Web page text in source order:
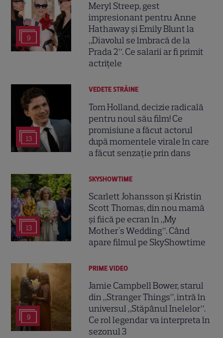
9
Meryl Streep, gest
impresionant pentru Anne
Hathaway și Emily Blunt la
„Diavolul se îmbracă de la
Prada 2”. Ce salarii ar fi primit
actrițele
13
VEDETE STRĂINE
Tom Holland, decizie radicală
pentru noul său film! Ce
promisiune a făcut actorul
după momentele virale în care
a făcut senzație prin dans
13
SKYSHOWTIME
Scarlett Johansson și Kristin
Scott Thomas, din nou mamă
și fiică pe ecran în „My
Mother's Wedding”. Când
apare filmul pe SkyShowtime
9
PRIME VIDEO
Jamie Campbell Bower, starul
din „Stranger Things”, intră în
universul „Stăpânul Inelelor”.
Ce rol legendar va interpreta în
sezonul 3